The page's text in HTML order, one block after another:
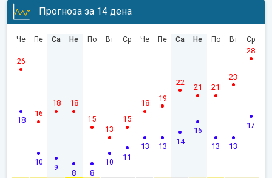
Прогноза за 14 дена
Че
18
26
Пе
10
16
Са
9
18
Не
8
18
По
8
15
Вт
10
13
Ср
11
15
Че
13
18
Пе
13
19
Са
14
22
Не
16
21
По
13
21
Вт
13
23
Ср
17
28